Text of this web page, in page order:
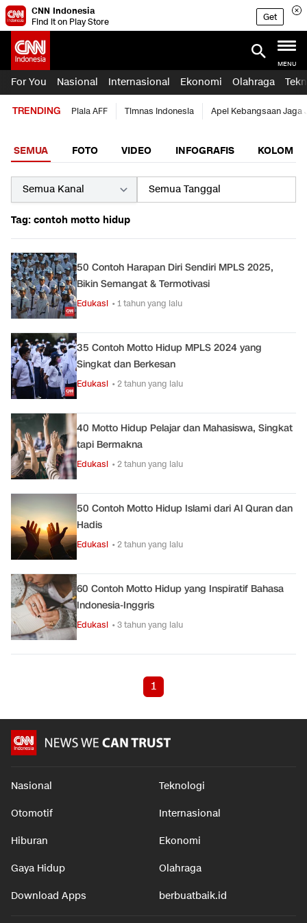
CNN Indonesia
Find it on Play Store
Get
MENU
For You Nasional Internasional Ekonomi Olahraga
TRENDING Piala AFF Timnas Indonesia Apel Kebangsaan Jaga
SEMUA FOTO VIDEO INFOGRAFIS KOLOM
Tag: contoh motto hidup
50 Contoh Harapan Diri Sendiri MPLS 2025,
Bikin Semangat & Termotivasi
Edukasi • 1 tahun yang lalu
35 Contoh Motto Hidup MPLS 2024 yang
Singkat dan Berkesan
Edukasi • 2 tahun yang lalu
40 Motto Hidup Pelajar dan Mahasiswa, Singkat
tapi Bermakna
Edukasi • 2 tahun yang lalu
50 Contoh Motto Hidup Islami dari Al Quran dan
Hadis
Edukasi • 2 tahun yang lalu
60 Contoh Motto Hidup yang Inspiratif Bahasa
Indonesia-Inggris
Edukasi • 3 tahun yang lalu
1
Nasional Teknologi
Otomotif Internasional
Hiburan Ekonomi
Gaya Hidup Olahraga
Download Apps berbuatbaik.id